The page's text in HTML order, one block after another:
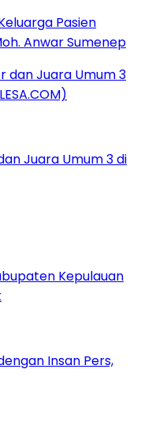
Pasien
Anwar Sumenep
Juara Umum 3 di
Kepulauan
Insan Pers,